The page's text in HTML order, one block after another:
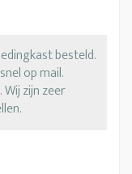
besteld.
op mail.
zijn zeer